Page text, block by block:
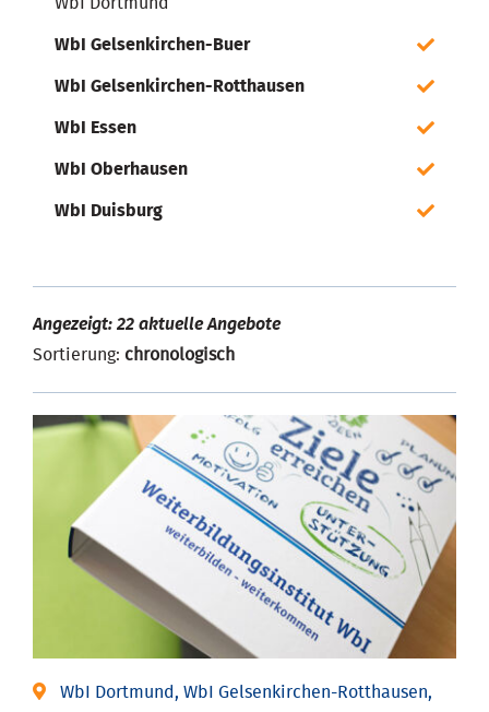
WbI Gelsenkirchen-Buer
WbI Gelsenkirchen-Rotthausen
WbI Essen
WbI Oberhausen
WbI Duisburg
Angezeigt: 22 aktuelle Angebote
Sortierung: chronologisch
WbI Dortmund, WbI Gelsenkirchen-Rotthausen,